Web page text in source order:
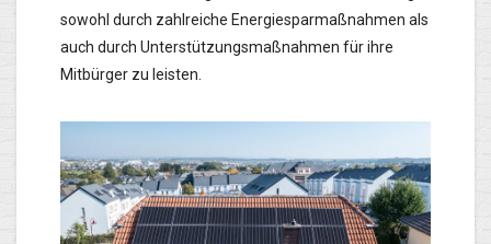
sowohl durch zahlreiche Energiesparmaßnahmen als
auch durch Unterstützungsmaßnahmen für ihre
Mitbürger zu leisten.